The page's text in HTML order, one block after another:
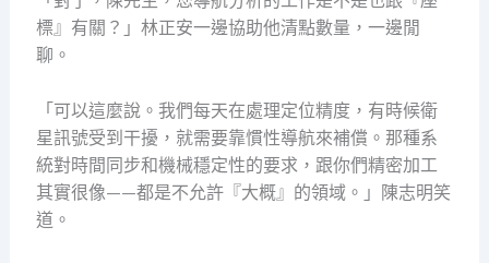
標』有關？」林正安一邊協助他清點數量，一邊閒
聊。
「可以這麼說。我們每天在處理定位精度，有時候衛
星訊號受到干擾，就需要靠慣性導航來補償。那種系
統對時間同步和機械穩定性的要求，跟你們精密加工
其實很像——都是不允許『大概』的領域。」陳志明笑
道。